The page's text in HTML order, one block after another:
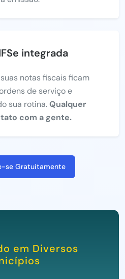
integrada
notas fiscais ficam
de serviço e
sua rotina.Qualquer
com a gente.
se Gratuitamente
em Diversos